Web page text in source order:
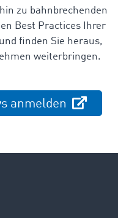
zu bahnbrechenden
Best Practices Ihrer
finden Sie heraus,
weiterbringen.
anmelden